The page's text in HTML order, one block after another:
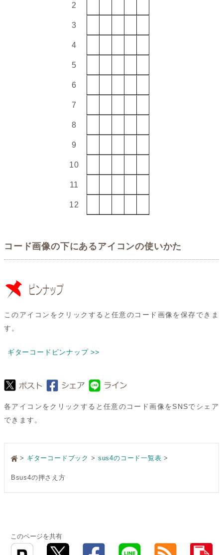
2
3
4
5
6
7
8
9
10
11
12
コード画像の下にあるアイコンの使いかた
このアイコンをクリックすると任意のコード画像を保存できま
す。
ギターコードピンナップ >>
各アイコンをクリックすると任意のコード画像をSNSでシェア
できます。
> ギターコードブック sus4のコード一覧表
Bsus4の押さえ方
このページを共有